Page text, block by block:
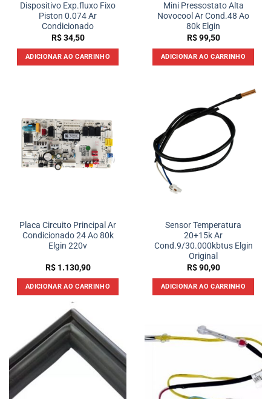
Dispositivo Exp.fluxo Fixo
Piston 0.074 Ar
Condicionado
R$34,50
ADICIONAR AO CARRINHO
Mini Pressostato Alta
Novocool Ar Cond.48 Ao
80k Elgin
R$99,50
ADICIONAR AO CARRINHO
Placa Circuito Principal Ar
Condicionado 24 Ao 80k
Elgin 220v
R$1.130,90
ADICIONAR AO CARRINHO
Sensor Temperatura
20+15k Ar
Cond.9/30.000kbtus Elgin
Original
R$90,90
ADICIONAR AO CARRINHO